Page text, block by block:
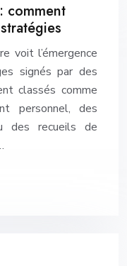
comment
voit l’émergence
signés par des
classés comme
personnel, des
des recueils de